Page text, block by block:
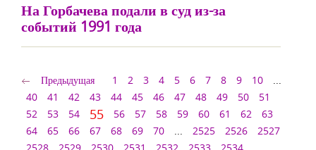
На Горбачева подали в суд из-за
событий 1991 года
Предыдущая 1 2 3 4 5 6 7 8 9 10
...
40
41 42 43 44 45 46 47 48 49 50
51
52
53 54 55 56 57 58 59 60 61 62
63
64
65 66 67 68 69 70 ... 2525 2526
2527